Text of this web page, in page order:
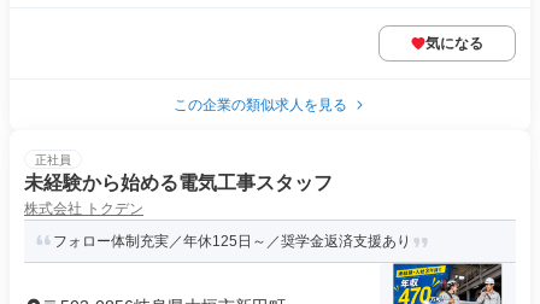
気になる
この企業の類似求人を見る
正社員
未経験から始める電気工事スタッフ
株式会社 トクデン
フォロー体制充実／年休125日～／奨学金返済支援あり